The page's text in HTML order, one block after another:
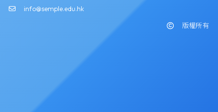
info@semple.edu.hk
版權所有